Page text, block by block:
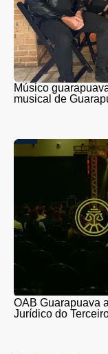
Músico
musical de
OAB Guarapuava
Jurídico do